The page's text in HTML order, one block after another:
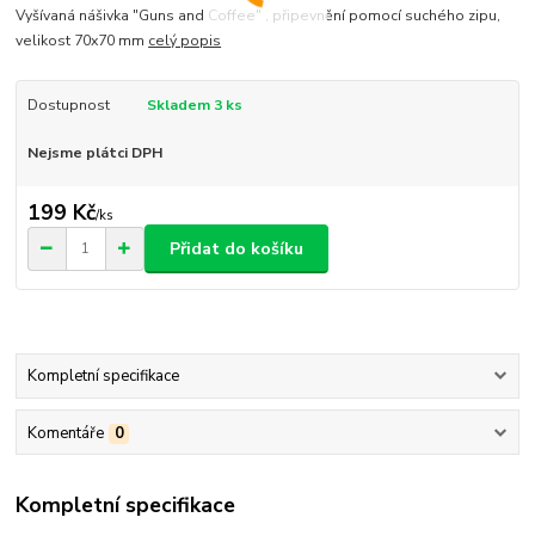
Vyšívaná nášivka "Guns and Coffee" , připevnění pomocí suchého zipu,
velikost 70x70 mm celý popis
Dostupnost Skladem 3 ks
Nejsme plátci DPH
199 Kč/ks
Přidat do košíku
Kompletní specifikace
Komentáře 0
Kompletní specifikace